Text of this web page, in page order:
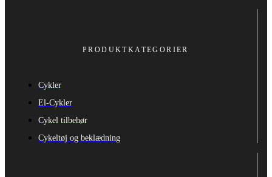
PRODUKTKATEGORIER
Cykler
El-Cykler
Cykel tilbehør
Cykeltøj og beklædning